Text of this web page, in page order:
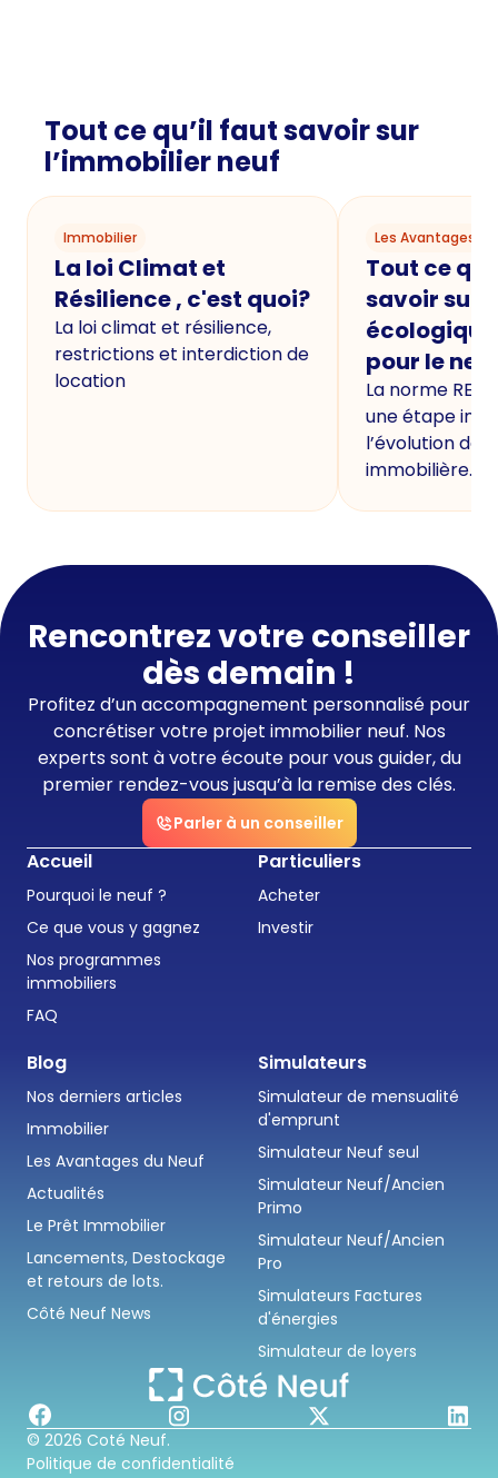
Tout ce qu’il faut savoir sur
l’immobilier neuf
Immobilier
La loi Climat et
Résilience , c'est quoi?
La loi climat et résilience,
restrictions et interdiction de
location
Les Avantages
Tout ce
savoir sur
écologique
pour le
La norme
une étape
l’évolution de
immobilière.
Rencontrez votre conseiller
dès demain !
Profitez d’un accompagnement personnalisé pour
concrétiser votre projet immobilier neuf. Nos
experts sont à votre écoute pour vous guider, du
premier rendez-vous jusqu’à la remise des clés.
Parler à un conseiller
Accueil
Pourquoi le neuf ?
Ce que vous y gagnez
Nos programmes
immobiliers
FAQ
Particuliers
Acheter
Investir
Blog
Nos derniers articles
Immobilier
Les Avantages du Neuf
Actualités
Le Prêt Immobilier
Lancements, Destockage
et retours de lots.
Côté Neuf News
Simulateurs
Simulateur de mensualité
d'emprunt
Simulateur Neuf seul
Simulateur Neuf/Ancien
Primo
Simulateur Neuf/Ancien
Pro
Simulateurs Factures
d'énergies
Simulateur de loyers
© 2026 Coté Neuf.
Politique de confidentialité